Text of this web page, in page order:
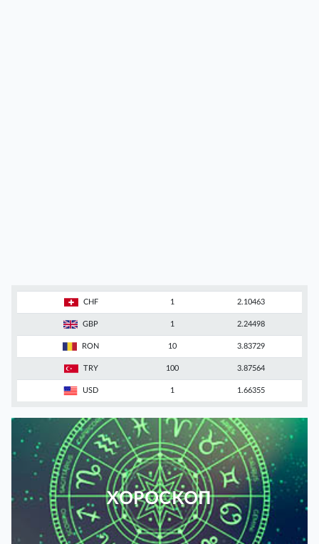
CHF 1 2.10463
GBP 1 2.24498
RON 10 3.83729
TRY 100 3.87564
USD 1 1.66355
ХОРОСКОП